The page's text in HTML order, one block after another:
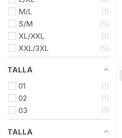
M/L
1
S/M
5
XL/XXL
1
XXL/3XL
5
TALLA
01
1
02
1
03
1
TALLA